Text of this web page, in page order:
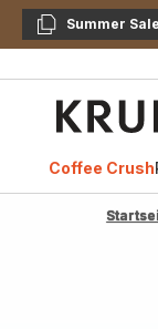
KopierenSummer Sale
Coffee Crush